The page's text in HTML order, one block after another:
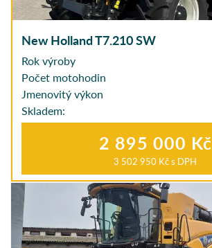
New Holland T7.210 SW
Rok výroby
Počet motohodin
Jmenovitý výkon
Skladem:
2 895 000 Kč
3 502 950 Kčs DPH